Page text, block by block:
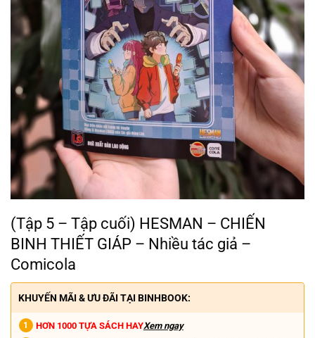
(Tập 5 – Tập cuối) HESMAN – CHIẾN
BINH THIẾT GIÁP – Nhiều tác giả –
Comicola
KHUYẾN MÃI & ƯU ĐÃI TẠI BINHBOOK:
HƠN 1000 TỰA SÁCH HAYXem ngay